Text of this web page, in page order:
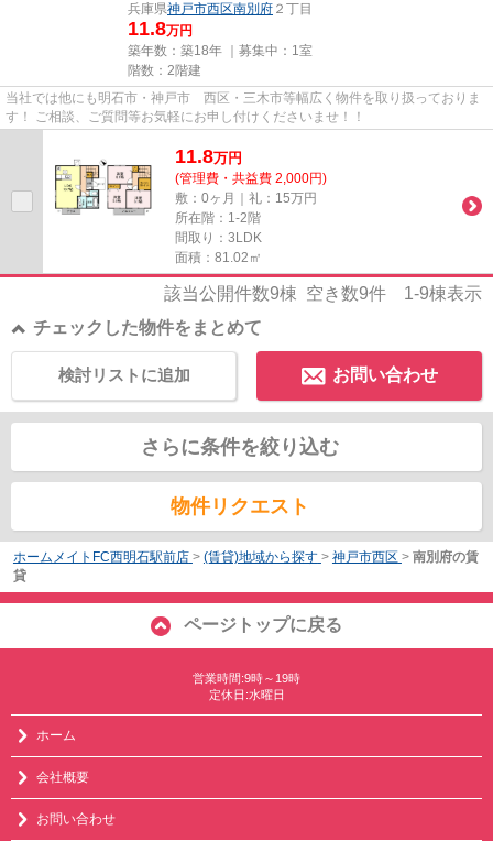
兵庫県神戸市西区南別府 ２丁目
11.8万円
築年数：築18年 ｜募集中： 1室
階数：2階建
当社では他にも明石市・神戸市 西区・三木市等幅広く物件を取り扱っておりま
す！ ご相談、ご質問等お気軽にお申し付けくださいませ！！
11.8万円
(管理費・共益費 2,000円)
敷：0ヶ月｜礼：15万円
所在階：1-2階
間取り：3LDK
面積：81.02㎡
該当公開件数9棟 空き数9件 1-9棟表示
チェックした物件をまとめて
お問い合わせ
検討リストに追加
さらに条件を絞り込む
物件リクエスト
ホームメイトFC西明石駅前店 > (賃貸)地域から探す > 神戸市西区 > 南別府の賃
貸
ページトップに戻る
営業時間:9時～19時
定休日:水曜日
ホーム
会社概要
お問い合わせ